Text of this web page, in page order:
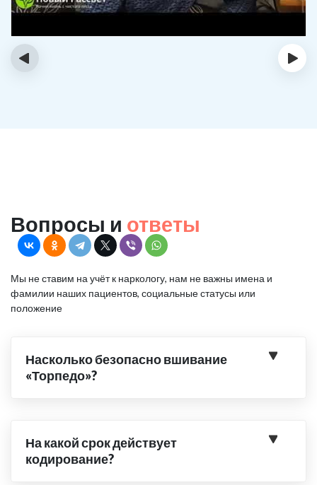
‹ ›
Вопросы и ответы
Мы не ставим на учёт к наркологу, нам не важны имена и
фамилии наших пациентов, социальные статусы или
положение
Насколько безопасно вшивание
«Торпедо»?
На какой срок действует
кодирование?